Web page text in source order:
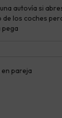
autovía si
los coches
pega
pareja